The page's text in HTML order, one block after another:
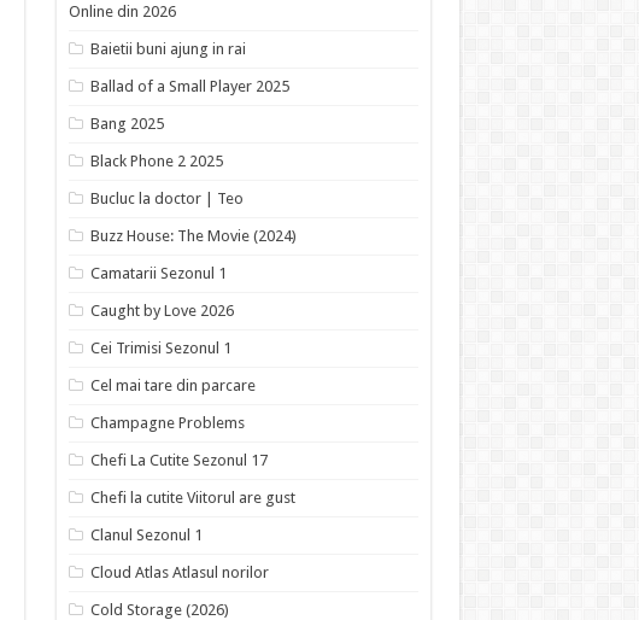
Online din 2026
Baietii buni ajung in rai
Ballad of a Small Player 2025
Bang 2025
Black Phone 2 2025
Bucluc la doctor | Teo
Buzz House: The Movie (2024)
Camatarii Sezonul 1
Caught by Love 2026
Cei Trimisi Sezonul 1
Cel mai tare din parcare
Champagne Problems
Chefi La Cutite Sezonul 17
Chefi la cutite Viitorul are gust
Clanul Sezonul 1
Cloud Atlas Atlasul norilor
Cold Storage (2026)